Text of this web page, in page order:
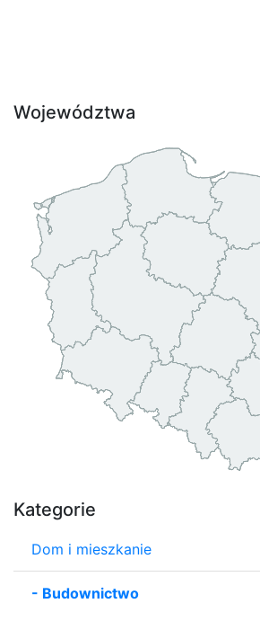
Województwa
Kategorie
Dom i mieszkanie
- Budownictwo